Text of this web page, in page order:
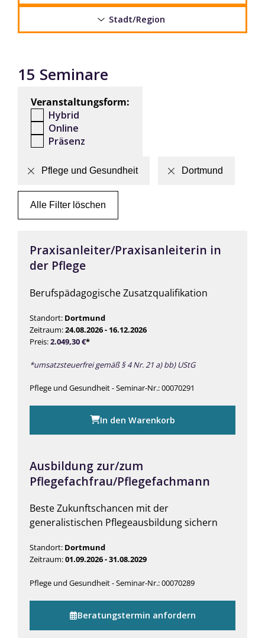
Stadt/Region
15 Seminare
Pflege und Gesundheit Dortmund
Alle Filter löschen
Veranstaltungsform:
Hybrid
Online
Präsenz
Praxisanleiter/Praxisanleiterin in
der Pflege
Berufspädagogische Zusatzqualifikation
Standort: Dortmund
Zeitraum:24.08.2026 - 16.12.2026
Preis:2.049,30€*
*umsatzsteuerfrei gemäß § 4 Nr. 21 a) bb) UStG
Pflege und Gesundheit - Seminar-Nr.: 00070291
In den Warenkorb
Ausbildung zur/zum
Pflegefachfrau/Pflegefachmann
Beste Zukunftschancen mit der
generalistischen Pflegeausbildung sichern
Standort: Dortmund
Zeitraum:01.09.2026 - 31.08.2029
Pflege und Gesundheit - Seminar-Nr.: 00070289
Beratungstermin anfordern